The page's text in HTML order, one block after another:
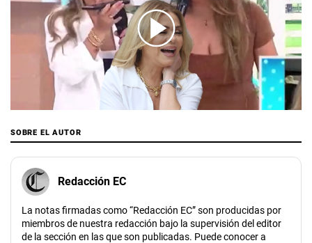
SOBRE EL AUTOR
Redacción EC
La notas firmadas como “Redacción EC” son producidas por
miembros de nuestra redacción bajo la supervisión del editor
de la sección en las que son publicadas. Puede conocer a